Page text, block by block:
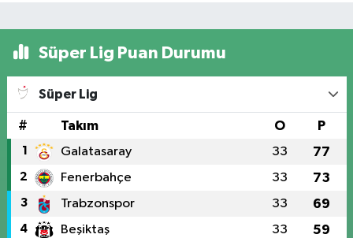
Süper Lig Puan Durumu
Süper Lig
# Takım O P
1 Galatasaray 33 77
2 Fenerbahçe 33 73
3 Trabzonspor 33 69
4 Beşiktaş 33 59